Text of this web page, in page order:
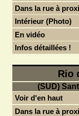
Dans la rue à
Intérieur (Photo)
En vidéo
Infos détaillées !
Rio
(SUD)
Voir d'en haut
Dans la rue à